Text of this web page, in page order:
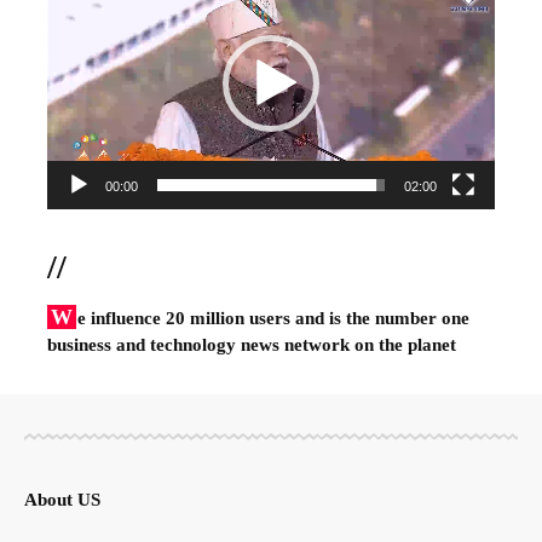
00:00 02:00
//
W e influence 20 million users and is the number one
business and technology news network on the planet
About US